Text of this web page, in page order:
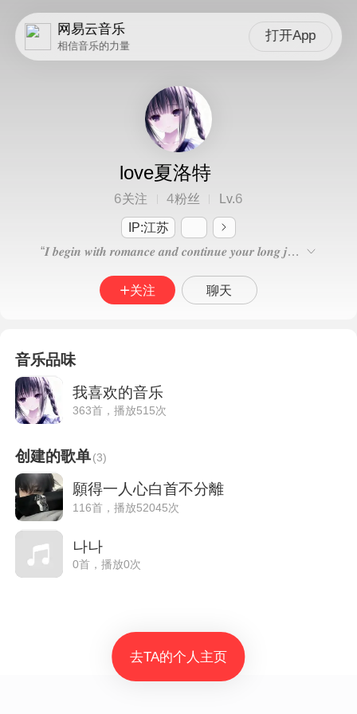
网易云音乐
相信音乐的力量
打开App
love夏洛特
6关注 4粉丝 Lv.6
IP:江苏
“𝑰 𝒃𝒆𝒈𝒊𝒏 𝒘𝒊𝒕𝒉 𝒓𝒐𝒎𝒂𝒏𝒄𝒆 𝒂𝒏𝒅 𝒄𝒐𝒏𝒕𝒊𝒏𝒖𝒆 𝒚𝒐𝒖𝒓 𝒍𝒐𝒏𝒈 𝒋𝒐𝒖𝒓𝒏𝒆𝒚.”
关注 聊天
音乐品味
我喜欢的音乐
363首，播放515次
创建的歌单(3)
願得一人心白首不分離
116首，播放52045次
나나
0首，播放0次
去TA的个人主页